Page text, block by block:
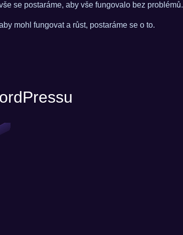
se postaráme, aby vše fungovalo bez problémů.
mohl fungovat a růst, postaráme se o to.